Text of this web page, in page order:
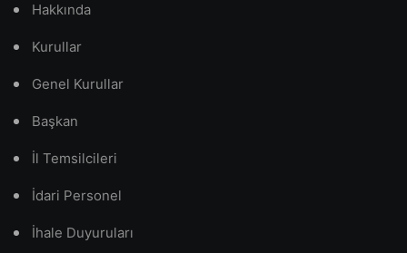
Hakkında
Kurullar
Genel Kurullar
Başkan
İl Temsilcileri
İdari Personel
İhale Duyuruları